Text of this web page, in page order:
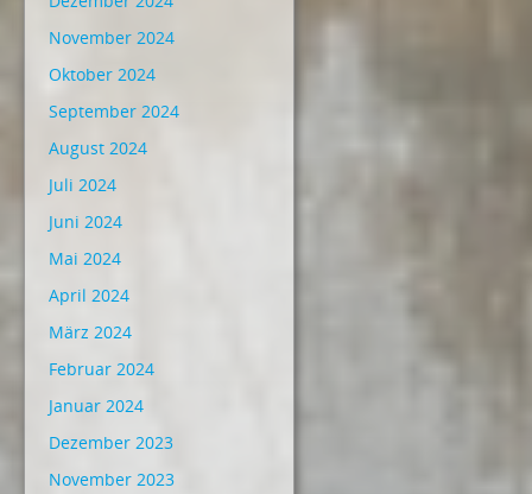
November 2024
Oktober 2024
September 2024
August 2024
Juli 2024
Juni 2024
Mai 2024
April 2024
März 2024
Februar 2024
Januar 2024
Dezember 2023
November 2023